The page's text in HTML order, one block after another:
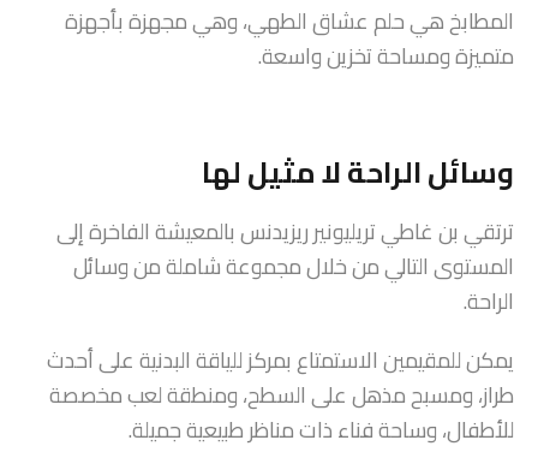
المطابخ هي حلم عشاق الطهي، وهي مجهزة بأجهزة
متميزة ومساحة تخزين واسعة.
وسائل الراحة لا مثيل لها
ترتقي بن غاطي تريليونير ريزيدنس بالمعيشة الفاخرة إلى
المستوى التالي من خلال مجموعة شاملة من وسائل
الراحة.
يمكن للمقيمين الاستمتاع بمركز للياقة البدنية على أحدث
طراز، ومسبح مذهل على السطح، ومنطقة لعب مخصصة
للأطفال، وساحة فناء ذات مناظر طبيعية جميلة.